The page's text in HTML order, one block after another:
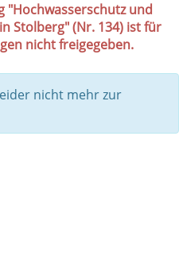
"Hochwasserschutz und
Stolberg" (Nr. 134) ist für
nicht freigegeben.
nicht mehr zur